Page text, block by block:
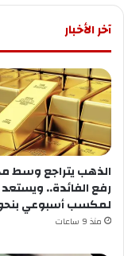
آخر الأخبار
الذهب يتراجع وسط
رفع الفائدة.. ويستعد
لمكسب أسبوعي بنحو
منذ 9 ساعات